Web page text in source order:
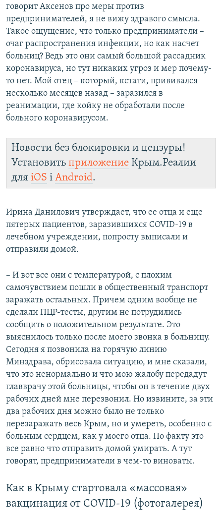
говорит Аксенов про меры против
предпринимателей, я не вижу здравого смысла.
Такое ощущение, что только предприниматели –
очаг распространения инфекции, но как насчет
больниц? Ведь это они самый большой рассадник
коронавируса, но тут никаких угроз и мер почему-
то нет. Мой отец – который, кстати, прививался
несколько месяцев назад – заразился в
реанимации, где койку не обработали после
больного коронавирусом.
Новости без блокировки и цензуры!
Установить приложение Крым.Реалии
для iOS і Android.
Ирина Данилович утверждает, что ее отца и еще
пятерых пациентов, заразившихся COVID-19 в
лечебном учреждении, попросту выписали и
отправили домой.
– И вот все они с температурой, с плохим
самочувствием пошли в общественный транспорт
заражать остальных. Причем одним вообще не
сделали ПЦР-тесты, другим не потрудились
сообщить о положительном результате. Это
выяснилось только после моего звонка в больницу.
Сегодня я позвонила на горячую линию
Минздрава, обрисовала ситуацию, и мне сказали,
что это ненормально и что мою жалобу передадут
главврачу этой больницы, чтобы он в течение двух
рабочих дней мне перезвонил. Но извините, за эти
два рабочих дня можно было не только
перезаражать весь Крым, но и умереть, особенно с
больным сердцем, как у моего отца. По факту это
все равно что отправить домой умирать. А тут
говорят, предприниматели в чем-то виноваты.
Как в Крыму стартовала «массовая»
вакцинация от COVID-19 (фотогалерея)